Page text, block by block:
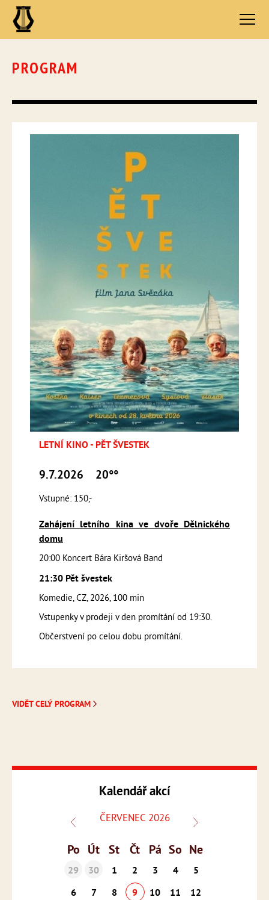
PROGRAM
LETNÍ KINO - PĚT ŠVESTEK
9.7.2026 20°°
Vstupné: 150,-
Zahájení letního kina ve dvoře Dělnického
domu
20:00 Koncert Bára Kiršová Band
21:30 Pět švestek
Komedie, CZ, 2026, 100 min
Vstupenky v prodeji v den promítání od 19:30.
Občerstvení po celou dobu promítání.
VIDĚT CELÝ PROGRAM
Kalendář akcí
ČERVENEC 2026
Po Út St Čt Pá So Ne
29 30 1 2 3 4
5
6
7 8 9 10 11
12